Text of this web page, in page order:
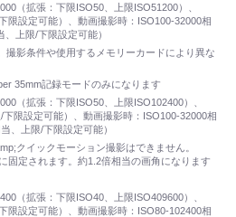
（拡張：下限ISO50、上限ISO51200）、
限設定可能）、動画撮影時：ISO100-32000相
上限/下限設定可能）
撮影条件や使用するメモリーカードにより異な
35mm記録モードのみになります
（拡張：下限ISO50、上限ISO102400）、
限設定可能）、動画撮影時：ISO100-32000相
、上限/下限設定可能）
クイックモーション撮影はできません。
固定されます。約1.2倍相当の画角になります
（拡張：下限ISO40、上限ISO409600）、
限設定可能）、動画撮影時：ISO80-102400相